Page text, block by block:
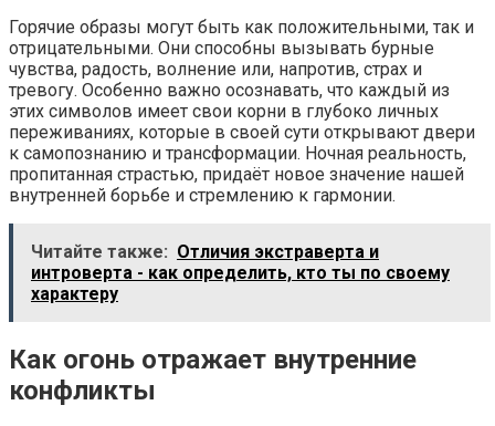
Горячие образы могут быть как положительными, так и
отрицательными. Они способны вызывать бурные
чувства, радость, волнение или, напротив, страх и
тревогу. Особенно важно осознавать, что каждый из
этих символов имеет свои корни в глубоко личных
переживаниях, которые в своей сути открывают двери
к самопознанию и трансформации. Ночная реальность,
пропитанная страстью, придаёт новое значение нашей
внутренней борьбе и стремлению к гармонии.
Читайте также: Отличия экстраверта и
интроверта - как определить, кто ты по своему
характеру
Как огонь отражает внутренние
конфликты